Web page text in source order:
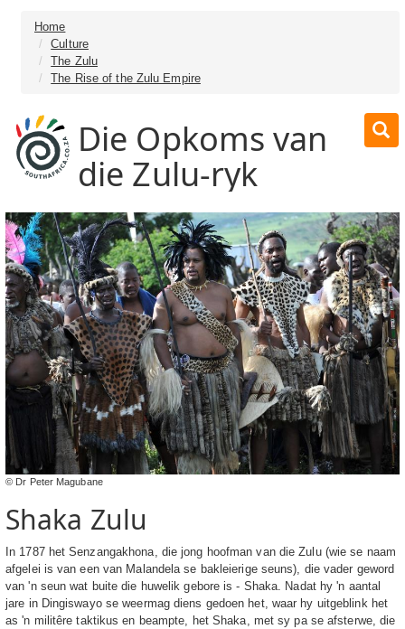
Home
Culture
The Zulu
The Rise of the Zulu Empire
Die Opkoms van
die Zulu-ryk
© Dr Peter Magubane
Shaka Zulu
In 1787 het Senzangakhona, die jong hoofman van die Zulu (wie se naam
afgelei is van een van Malandela se bakleierige seuns), die vader geword
van 'n seun wat buite die huwelik gebore is - Shaka. Nadat hy 'n aantal
jare in Dingiswayo se weermag diens gedoen het, waar hy uitgeblink het
as 'n militêre taktikus en beampte, het Shaka, met sy pa se afsterwe, die